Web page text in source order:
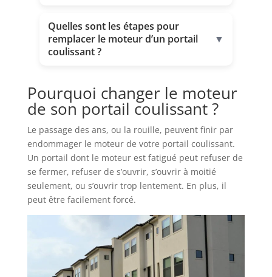
Quelles sont les étapes pour
remplacer le moteur d’un portail
coulissant ?
▼
Pourquoi changer le moteur
de son portail coulissant ?
Le passage des ans, ou la rouille, peuvent finir par
endommager le moteur de votre portail coulissant.
Un portail dont le moteur est fatigué peut refuser de
se fermer, refuser de s’ouvrir, s’ouvrir à moitié
seulement, ou s’ouvrir trop lentement. En plus, il
peut être facilement forcé.